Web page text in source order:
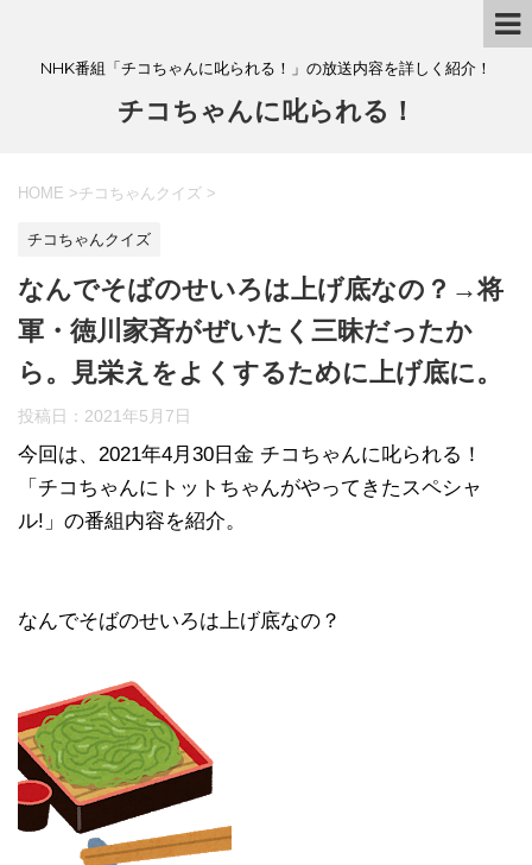
NHK番組「チコちゃんに叱られる！」の放送内容を詳しく紹介！
チコちゃんに叱られる！
HOME >チコちゃんクイズ >
チコちゃんクイズ
なんでそばのせいろは上げ底なの？→将
軍・徳川家斉がぜいたく三昧だったか
ら。見栄えをよくするために上げ底に。
投稿日： 2021年5月7日
今回は、2021年4月30日金 チコちゃんに叱られる！
「チコちゃんにトットちゃんがやってきたスペシャ
ル!」の番組内容を紹介。
なんでそばのせいろは上げ底なの？